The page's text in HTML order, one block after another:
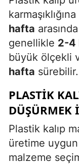
hafta
genellikle 2-4
büyük ölçekli
hafta sürebilir.
PLASTIK
DÜŞÜRMEK
Plastik kalıp
üretime
malzeme